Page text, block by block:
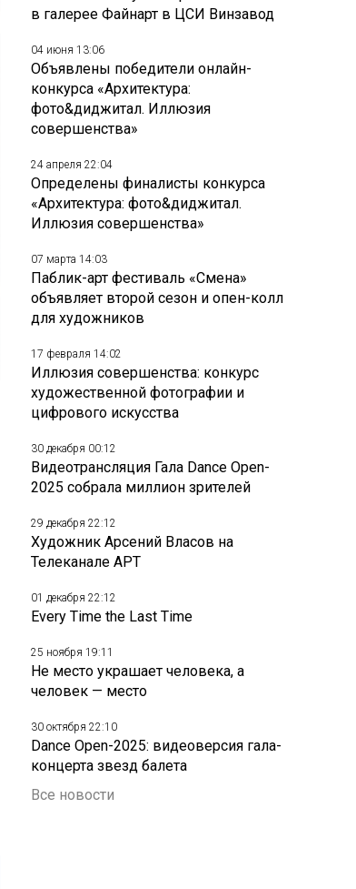
в галерее Файнарт в ЦСИ Винзавод
04 июня 13:06
Объявлены победители онлайн-
конкурса «Архитектура:
фото&диджитал. Иллюзия
совершенства»
24 апреля 22:04
Определены финалисты конкурса
«Архитектура: фото&диджитал.
Иллюзия совершенства»
07 марта 14:03
Паблик-арт фестиваль «Смена»
объявляет второй сезон и опен-колл
для художников
17 февраля 14:02
Иллюзия совершенства: конкурс
художественной фотографии и
цифрового искусства
30 декабря 00:12
Видеотрансляция Гала Dance Open-
2025 собрала миллион зрителей
29 декабря 22:12
Художник Арсений Власов на
Телеканале АРТ
01 декабря 22:12
Every Time the Last Time
25 ноября 19:11
Не место украшает человека, а
человек — место
30 октября 22:10
Dance Open-2025: видеоверсия гала-
концерта звезд балета
Все новости